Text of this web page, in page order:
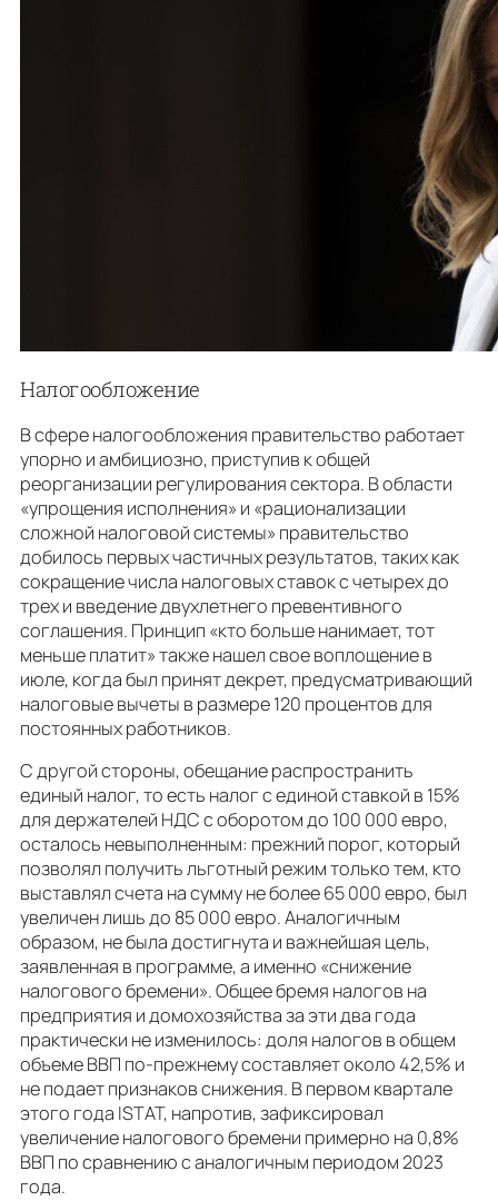
Налогообложение
В сфере налогообложения правительство работает
упорно и амбициозно, приступив к общей
реорганизации регулирования сектора. В области
«упрощения исполнения» и «рационализации
сложной налоговой системы» правительство
добилось первых частичных результатов, таких как
сокращение числа налоговых ставок с четырех до
трех и введение двухлетнего превентивного
соглашения. Принцип «кто больше нанимает, тот
меньше платит» также нашел свое воплощение в
июле, когда был принят декрет, предусматривающий
налоговые вычеты в размере 120 процентов для
постоянных работников.
С другой стороны, обещание распространить
единый налог, то есть налог с единой ставкой в 15%
для держателей НДС с оборотом до 100 000 евро,
осталось невыполненным: прежний порог, который
позволял получить льготный режим только тем, кто
выставлял счета на сумму не более 65 000 евро, был
увеличен лишь до 85 000 евро. Аналогичным
образом, не была достигнута и важнейшая цель,
заявленная в программе, а именно «снижение
налогового бремени». Общее бремя налогов на
предприятия и домохозяйства за эти два года
практически не изменилось: доля налогов в общем
объеме ВВП по-прежнему составляет около 42,5% и
не подает признаков снижения. В первом квартале
этого года ISTAT, напротив, зафиксировал
увеличение налогового бремени примерно на 0,8%
ВВП по сравнению с аналогичным периодом 2023
года.